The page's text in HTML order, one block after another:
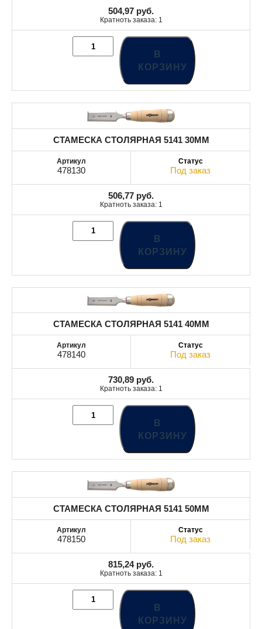
504,97 руб.
Кратноть заказа: 1
В
КОРЗИНУ
СТАМЕСКА СТОЛЯРНАЯ 5141 30MM
478130 Под заказ
506,77 руб.
Кратноть заказа: 1
В
КОРЗИНУ
СТАМЕСКА СТОЛЯРНАЯ 5141 40MM
478140 Под заказ
730,89 руб.
Кратноть заказа: 1
В
КОРЗИНУ
СТАМЕСКА СТОЛЯРНАЯ 5141 50MM
478150 Под заказ
815,24 руб.
Кратноть заказа: 1
В
КОРЗИНУ